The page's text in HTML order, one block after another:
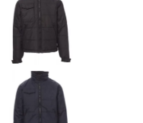
Pre firmy
Potlač lôg